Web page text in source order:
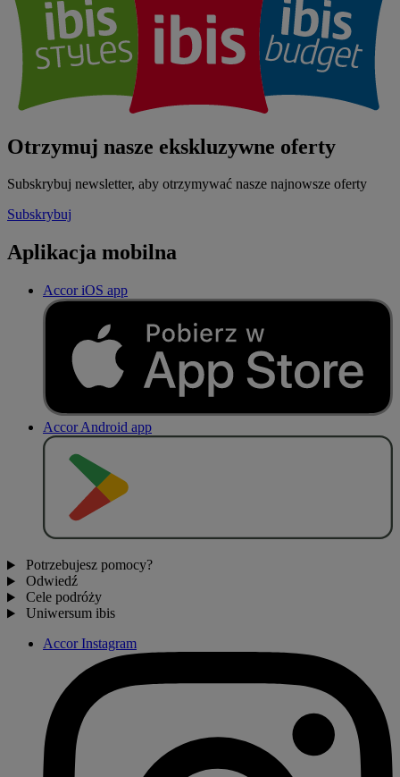
Otrzymuj nasze ekskluzywne oferty
Subskrybuj newsletter, aby otrzymywać nasze najnowsze oferty
Subskrybuj
Aplikacja mobilna
Accor iOS app
Accor Android app
Potrzebujesz pomocy?
Odwiedź
Cele podróży
Uniwersum ibis
Accor Instagram